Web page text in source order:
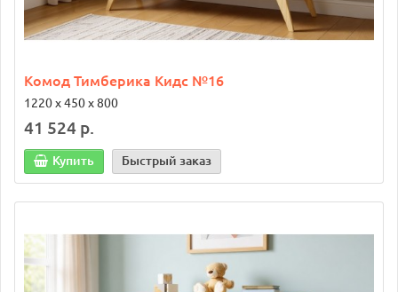
Комод Тимберика Кидс №16
1220 х 450 х 800
41 524 р.
Купить Быстрый заказ